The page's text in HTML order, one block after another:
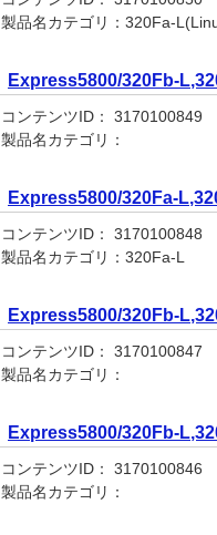
製品名カテゴリ：320Fa-
Express5800/320Fb-
コンテンツID： 3170100849
製品名カテゴリ：
Express5800/320Fa-
コンテンツID： 3170100848
製品名カテゴリ：320Fa-L
Express5800/320Fb-
コンテンツID： 3170100847
製品名カテゴリ：
Express5800/320Fb-
コンテンツID： 3170100846
製品名カテゴリ：